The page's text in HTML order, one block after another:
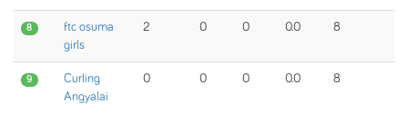
8
ftc osuma
girls
2 0 0 0.0 8
9
Curling
Angyalai
0 0 0 0.0 8